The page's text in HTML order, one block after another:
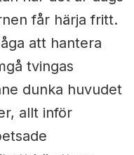
får härja fritt.
att hantera
tvingas
dunka huvudet
allt inför